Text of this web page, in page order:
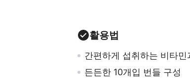
활용법
간편하게 섭취하는 비타민
든든한 10개입 번들 구성